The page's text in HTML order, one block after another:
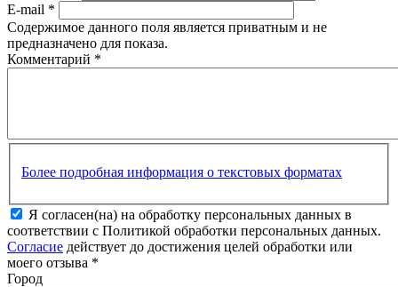
E-mail *
Содержимое данного поля является приватным и не
предназначено для показа.
Комментарий *
Более подробная информация о текстовых форматах
Я согласен(на) на обработку персональных данных в
соответствии с Политикой обработки персональных данных.
Согласие действует до достижения целей обработки или
моего отзыва *
Город